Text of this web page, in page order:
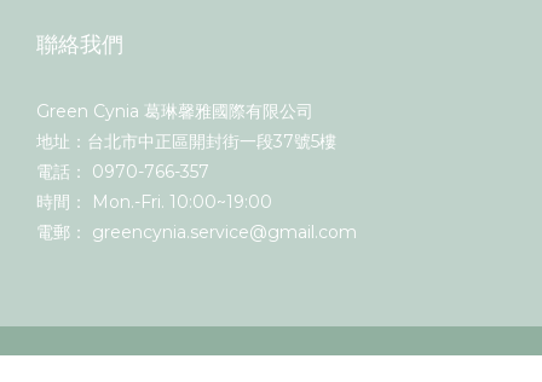
聯絡我們
Green Cynia 葛琳馨雅國際有限公司
地址：台北市中正區開封街一段37號5樓
電話： 0970-766-357
時間： Mon.-Fri. 10:00~19:00
電郵： greencynia.service@gmail.com